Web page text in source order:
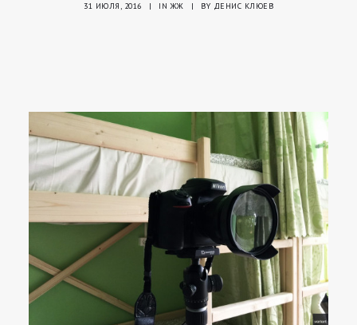
31 ИЮЛЯ, 2016 | INЖЖ | BY ДЕНИС КЛЮЕВ